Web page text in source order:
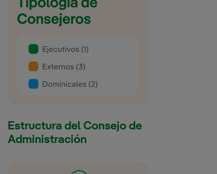
Estructura del Consejo de
Administración